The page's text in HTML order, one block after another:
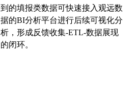
到的填报类数据可快速接入观远数
据的BI分析平台进行后续可视化分
析，形成反馈收集-ETL-数据展现
的闭环。